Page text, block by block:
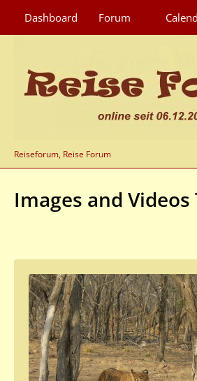
Dashboard Forum
Reiseforum, Reise Forum
Images and